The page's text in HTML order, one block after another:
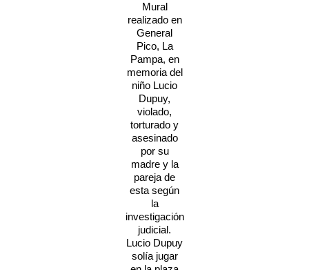
Mural
realizado en
General
Pico, La
Pampa, en
memoria del
niño Lucio
Dupuy,
violado,
torturado y
asesinado
por su
madre y la
pareja de
esta según
la
investigación
judicial.
Lucio Dupuy
solía jugar